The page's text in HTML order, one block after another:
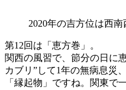
2020年の吉方位は西南
第12回は「恵方巻」。
関西の風習で、節分の日に
カブリ”して1年の無病息災
「縁起物」ですね。関東で